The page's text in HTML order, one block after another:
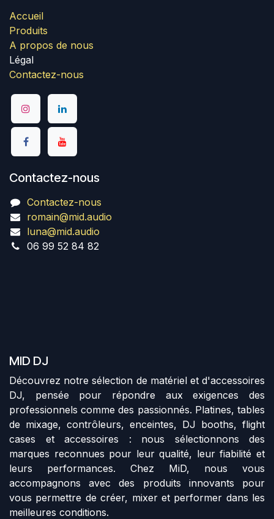
Accueil
Produits
A propos de nous
Légal
Contactez-nous
Contactez-nous
Contactez-nous
romain@mid.audio
luna@mid.audio
06 99 52 84 82
MID DJ
Découvrez notre sélection de matériel et d'accessoires
DJ, pensée pour répondre aux exigences des
professionnels comme des passionnés. Platines, tables
de mixage, contrôleurs, enceintes, DJ booths, flight
cases et accessoires : nous sélectionnons des
marques reconnues pour leur qualité, leur fiabilité et
leurs performances. Chez MiD, nous vous
accompagnons avec des produits innovants pour
vous permettre de créer, mixer et performer dans les
meilleures conditions.